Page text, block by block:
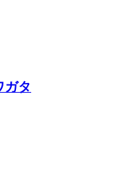
タ